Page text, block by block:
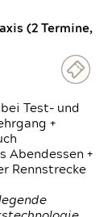
(2 Termine,
Test- und
+
Abendessen +
Rennstrecke